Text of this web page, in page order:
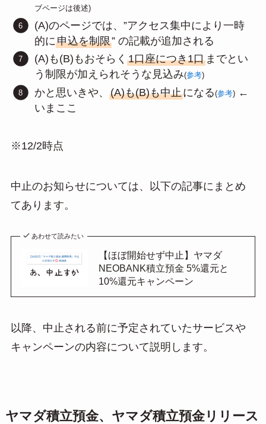
ブページは後述)
(A)のページでは、”アクセス集中により一時
的に申込を制限” の記載が追加される
(A)も(B)もおそらく1口座につき1口 までとい
う制限が加えられそうな見込み(参考)
かと思いきや、(A)も(B)も中止になる(参考) ←
いまここ
※12/2時点
中止のお知らせについては、以下の記事にまとめ
てあります。
あわせて読みたい
【ほぼ開始せず中止】ヤマダ
NEOBANK積立預金 5%還元と
10%還元キャンペーン
以降、中止される前に予定されていたサービスや
キャンペーンの内容について説明します。
ヤマダ積立預金、ヤマダ積立預金リリース